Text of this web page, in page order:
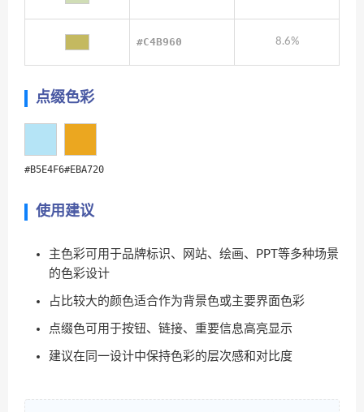
#C4B960 8.6%
点缀色彩
#B5E4F6#EBA720
使用建议
主色彩可用于品牌标识、网站、绘画、PPT等多种场景
的色彩设计
占比较大的颜色适合作为背景色或主要界面色彩
点缀色可用于按钮、链接、重要信息高亮显示
建议在同一设计中保持色彩的层次感和对比度